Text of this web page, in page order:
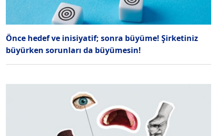
Önce hedef ve inisiyatif; sonra büyüme! Şirketiniz
büyürken sorunları da büyümesin!